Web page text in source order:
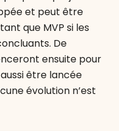
et peut être
que MVP si les
De
ensuite pour
être lancée
évolution n’est